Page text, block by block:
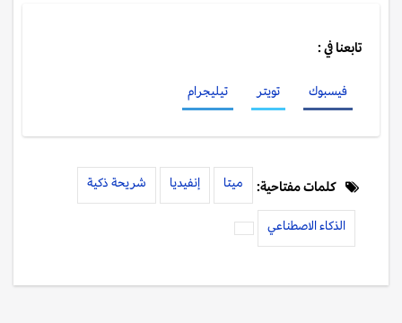
تابعنا في :
فيسبوك تويتر تيليجرام
كلمات مفتاحية: ميتا إنفيديا شريحة ذكية
الذكاء الاصطناعي